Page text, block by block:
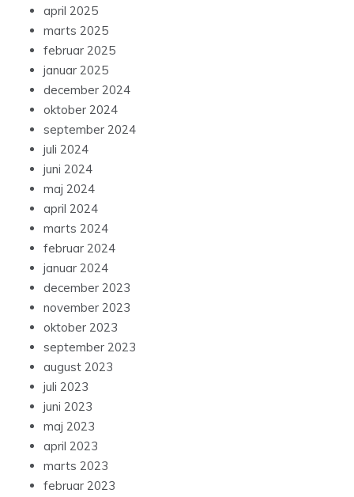
april 2025
marts 2025
februar 2025
januar 2025
december 2024
oktober 2024
september 2024
juli 2024
juni 2024
maj 2024
april 2024
marts 2024
februar 2024
januar 2024
december 2023
november 2023
oktober 2023
september 2023
august 2023
juli 2023
juni 2023
maj 2023
april 2023
marts 2023
februar 2023